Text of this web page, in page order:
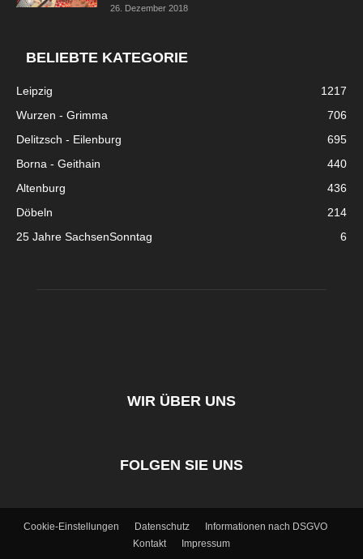
26. Dezember 2018
BELIEBTE KATEGORIE
Leipzig
1217
Wurzen - Grimma
706
Delitzsch - Eilenburg
695
Borna - Geithain
440
Altenburg
436
Döbeln
214
25 Jahre SachsenSonntag
6
WIR ÜBER UNS
FOLGEN SIE UNS
Cookie-Einstellungen Datenschutz
Informationen nach DSGVO
Kontakt
Impressum